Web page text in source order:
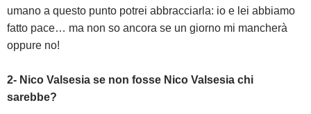
umano a questo punto potrei abbracciarla: io e lei abbiamo
fatto pace… ma non so ancora se un giorno mi mancherà
oppure no!
2- Nico Valsesia se non fosse Nico Valsesia chi
sarebbe?